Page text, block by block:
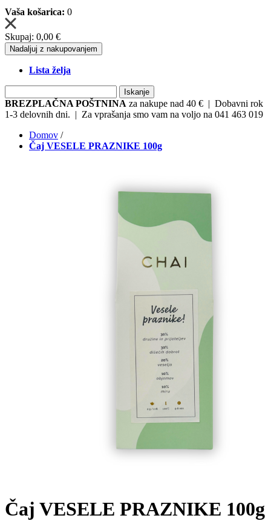
Vaša košarica: 0
Skupaj: 0,00 €
Nadaljuj z nakupovanjem
Lista želja
Iskanje
BREZPLAČNA POŠTNINA za nakupe nad 40 € | Dobavni rok
1-3 delovnih dni. | Za vprašanja smo vam na voljo na 041 463 019
Domov /
Čaj VESELE PRAZNIKE 100g
Čaj VESELE PRAZNIKE 100g